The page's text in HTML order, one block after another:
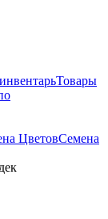
Товары
ЦветовСемена